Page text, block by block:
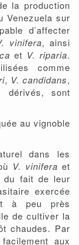
la production
Venezuela sur
d’affecter
vinifera, ainsi
et V. riparia.
comme
, V. candidans,
dérivés, sont
au vignoble
dans les
V. vinifera et
du fait de leur
exercée
à peu près
de cultiver la
chaudes. Par
aux